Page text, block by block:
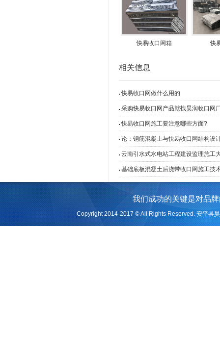
快易收口网箱 快
相关信息
快易收口网做什么用的
采购快易收口网产品就找昊润收口网
快易收口网施工要注意哪些方面?
论：钢筋混凝土与快易收口网结构设
云南引水式水电站工程建设监理施工
基础底板混凝土后浇带收口网施工技
我们成功的关键是对品
Copyright 2014-2017 © All Rights Reserved. 安平县